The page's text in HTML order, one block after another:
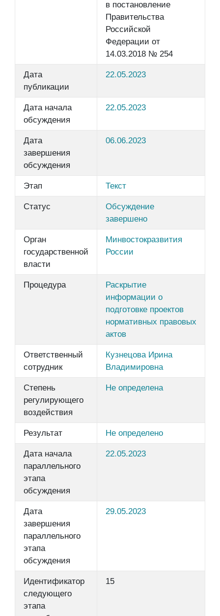
в постановление
Правительства
Российской
Федерации от
14.03.2018 № 254
Дата
публикации
22.05.2023
Дата начала
обсуждения
22.05.2023
Дата
завершения
обсуждения
06.06.2023
Этап Текст
Статус
Обсуждение
завершено
Орган
государственной
власти
Минвостокразвития
России
Процедура
Раскрытие
информации о
подготовке проектов
нормативных правовых
актов
Ответственный
сотрудник
Кузнецова Ирина
Владимировна
Степень
регулирующего
воздействия
Не определена
Результат Не определено
Дата начала
параллельного
этапа
обсуждения
22.05.2023
Дата
завершения
параллельного
этапа
обсуждения
29.05.2023
Идентификатор
следующего
этапа
15